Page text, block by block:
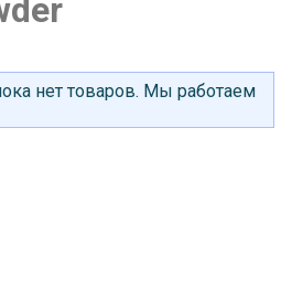
нет товаров. Мы работаем